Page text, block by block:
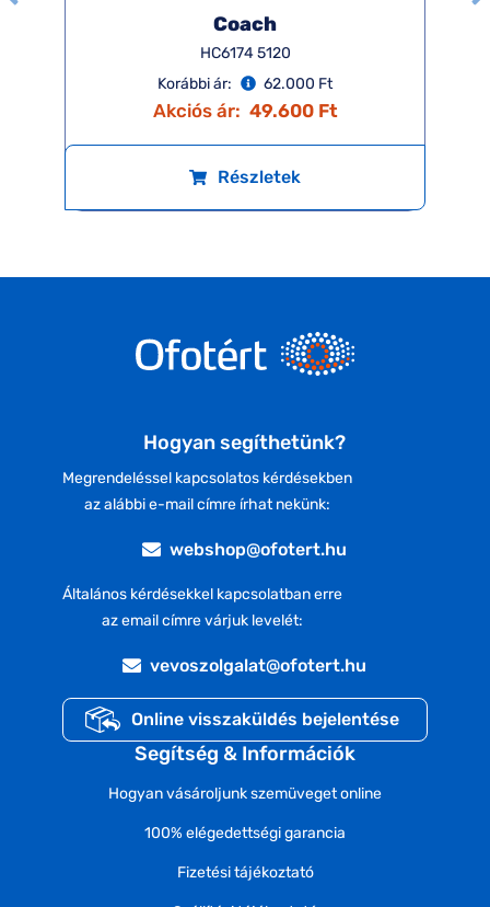
Coach
HC6174 5120
Korábbi ár:
62.000 Ft
Akciós ár: 49.600 Ft
Részletek
Hogyan segíthetünk?
Megrendeléssel kapcsolatos kérdésekben
az alábbi e-mail címre írhat nekünk:
webshop@ofotert.hu
Általános kérdésekkel kapcsolatban erre
az email címre várjuk levelét:
vevoszolgalat@ofotert.hu
Online visszaküldés bejelentése
Segítség & Információk
Hogyan vásároljunk szemüveget online
100% elégedettségi garancia
Fizetési tájékoztató